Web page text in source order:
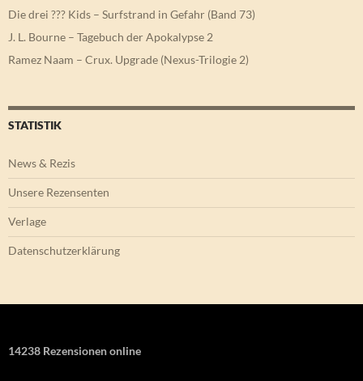
Die drei ??? Kids – Surfstrand in Gefahr (Band 73)
J. L. Bourne – Tagebuch der Apokalypse 2
Ramez Naam – Crux. Upgrade (Nexus-Trilogie 2)
STATISTIK
News & Rezis
Unsere Rezensenten
Verlage
Datenschutzerklärung
14238 Rezensionen online